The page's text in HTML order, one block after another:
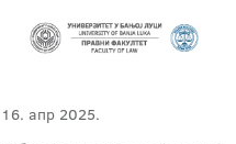
16. апр 2025.